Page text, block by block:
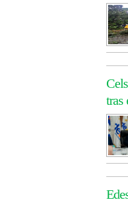
tras